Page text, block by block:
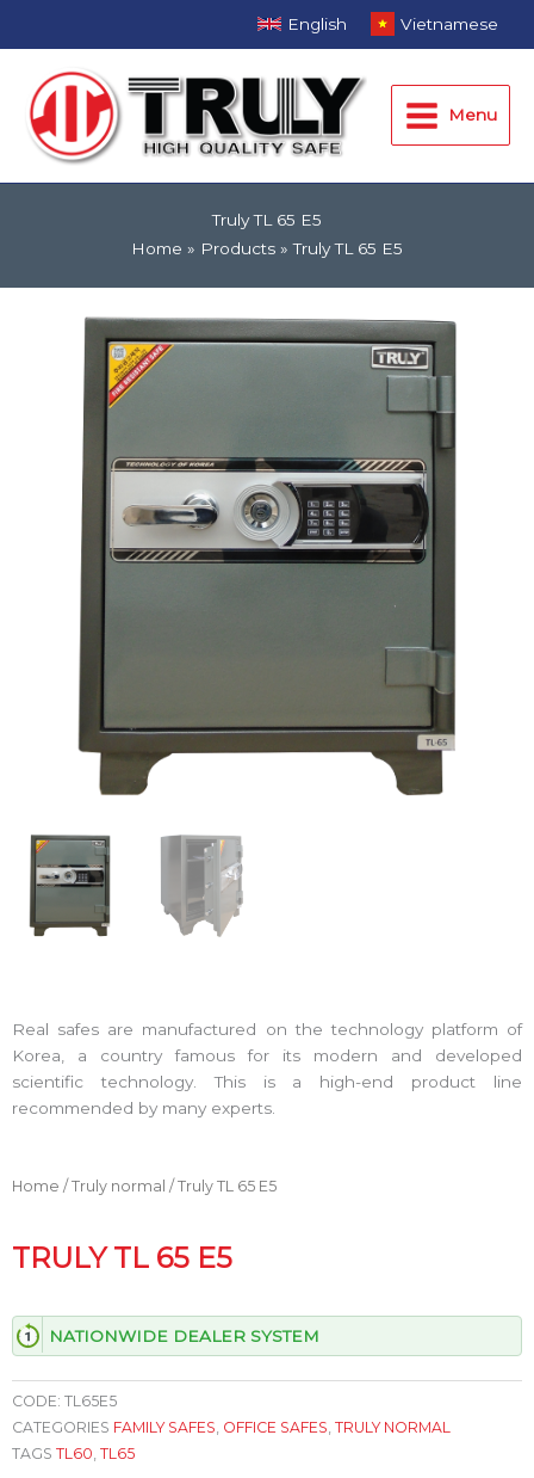
English Vietnamese
MenuMenu
Truly TL 65 E5
Home
Products Truly TL 65 E5
Real safes are manufactured on the technology platform of
Korea, a country famous for its modern and developed
scientific technology. This is a high-end product line
recommended by many experts.
Home / Truly normal / Truly TL 65 E5
TRULY TL 65 E5
NATIONWIDE DEALER SYSTEM
CODE: TL65E5
CATEGORIES FAMILY SAFES, OFFICE SAFES, TRULY NORMAL
TAGS TL60, TL65